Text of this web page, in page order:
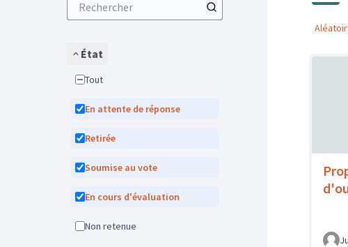
État
Tout
En attente de réponse
Retirée
Soumise au vote
En cours d'évaluation
Non retenue